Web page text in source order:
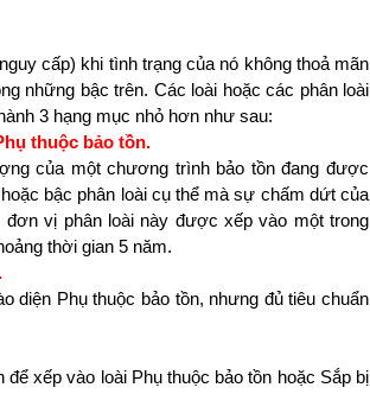
cấp) khi tình trạng của nó không thoả mãn
những bậc trên. Các loài hoặc các phân loài
3 hạng mục nhỏ hơn như sau:
thuộc bảo tồn.
của một chương trình bảo tồn đang được
bậc phân loài cụ thể mà sự chấm dứt của
vị phân loài này được xếp vào một trong
thời gian 5 năm.
diện Phụ thuộc bảo tồn, nhưng đủ tiêu chuẩn
xếp vào loài Phụ thuộc bảo tồn hoặc Sắp bị